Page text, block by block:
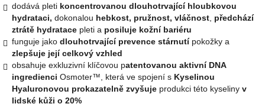
dodává pleti koncentrovanou dlouhotrvající hloubkovou
hydrataci, dokonalou hebkost, pružnost, vláčnost předchází
ztrátě hydratace pleti a posiluje kožní bariéru
funguje jako dlouhotrvající prevence stárnutípokožky a
zlepšuje její celkový vzhled
obsahuje exkluzivní klíčovou patentovanou aktivní DNA
ingredienci Osmoter™, která ve spojení s Kyselinou
Hyaluronovou prokazatelně zvyšuje produkci této kyseliny v
lidské kůži o 20%